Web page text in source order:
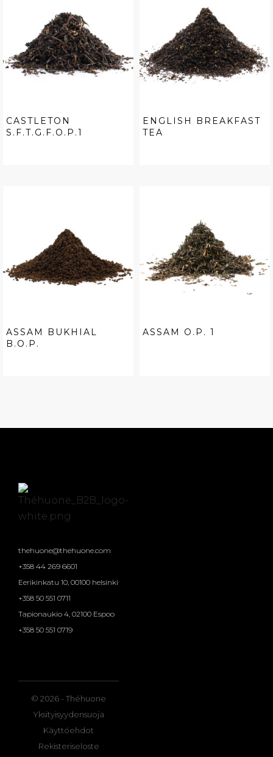
CASTLETON
S.F.T.G.F.O.P.1
ENGLISH BREAKFAST
TEA
ASSAM BUKHIAL
B.O.P.
ASSAM O.P. 1
thehuone@thehuone.com
+358 44 269 6601
Eerikinkatu 10, 00100 helsinki
+358 50 551 0711
Tapionaukio 4, 02100 Espoo
+358 50 551 0719
© 2026 - Théhuone
Yksityisyydensuoja
Käyttöehdot
Rekisteriseloste